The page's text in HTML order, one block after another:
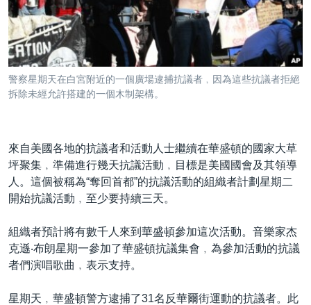
航
跳
轉
到
檢
索
美國
中國
國際
經貿
VOA 60秒 (國際)
美國專訊
YOUTUBE頻道
時事經緯
新聞音頻
港人港心
美國透視
國語
警察星期天在白宮附近的一個廣場逮捕抗議者﹐因為這些抗議者拒絕
拆除未經允許搭建的一個木制架構。
來自美國各地的抗議者和活動人士繼續在華盛頓的國家大草
坪聚集﹐準備進行幾天抗議活動﹐目標是美國國會及其領導
人。這個被稱為“奪回首都”的抗議活動的組織者計劃星期二
開始抗議活動﹐至少要持續三天。
組織者預計將有數千人來到華盛頓參加這次活動。音樂家杰
克遜‧布朗星期一參加了華盛頓抗議集會﹐為參加活動的抗議
者們演唱歌曲﹐表示支持。
星期天﹐華盛頓警方逮捕了31名反華爾街運動的抗議者。此